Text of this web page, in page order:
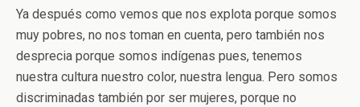
Ya después como vemos que nos explota porque somos
muy pobres, no nos toman en cuenta, pero también nos
desprecia porque somos indígenas pues, tenemos
nuestra cultura nuestro color, nuestra lengua. Pero somos
discriminadas también por ser mujeres, porque no